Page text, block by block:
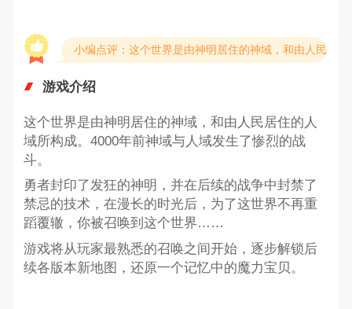
小编点评：这个世界是由神明居住的神域，和由人民居
游戏介绍
这个世界是由神明居住的神域，和由人民居住的人
域所构成。4000年前神域与人域发生了惨烈的战
斗。
勇者封印了发狂的神明，并在后续的战争中封禁了
禁忌的技术，在漫长的时光后，为了这世界不再重
蹈覆辙，你被召唤到这个世界……
游戏将从玩家最熟悉的召唤之间开始，逐步解锁后
续各版本新地图，还原一个记忆中的魔力宝贝。